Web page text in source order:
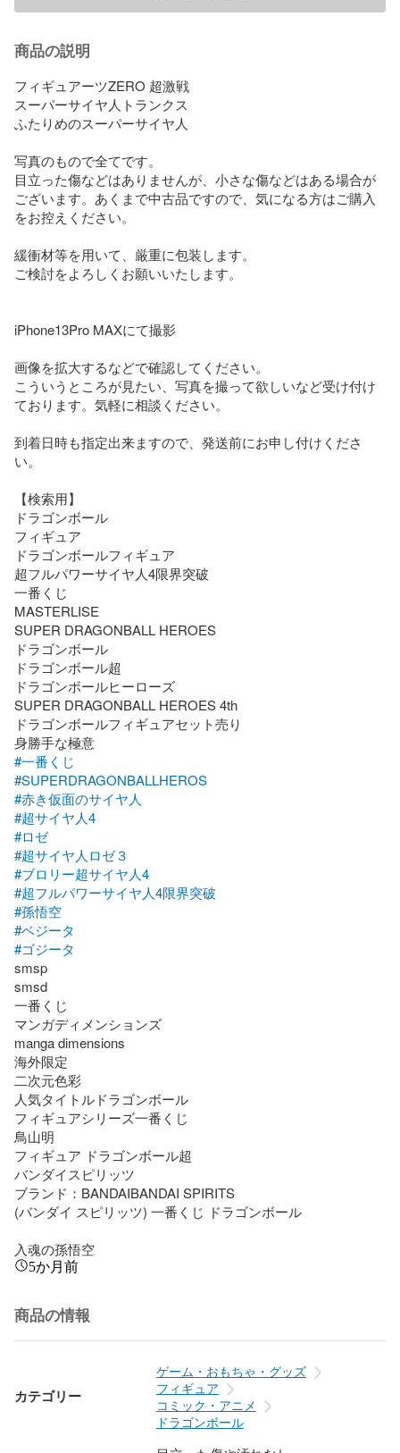
商品の説明
フィギュアーツZERO 超激戦
スーパーサイヤ人トランクス
ふたりめのスーパーサイヤ人
写真のもので全てです。
目立った傷などはありませんが、小さな傷などはある場合が
ございます。あくまで中古品ですので、気になる方はご購入
をお控えください。
緩衝材等を用いて、厳重に包装します。
ご検討をよろしくお願いいたします。
iPhone13Pro MAXにて撮影
画像を拡大するなどで確認してください。
こういうところが見たい、写真を撮って欲しいなど受け付け
ております。気軽に相談ください。
到着日時も指定出来ますので、発送前にお申し付けくださ
い。
【検索用】
ドラゴンボール
フィギュア
ドラゴンボールフィギュア
超フルパワーサイヤ人4限界突破
一番くじ
MASTERLISE
SUPER DRAGONBALL HEROES
ドラゴンボール
ドラゴンボール超
ドラゴンボールヒーローズ
SUPER DRAGONBALL HEROES 4th
ドラゴンボールフィギュアセット売り
#一番くじ
#SUPERDRAGONBALLHEROS
#赤き仮面のサイヤ人
#超サイヤ人4
#ロゼ
#超サイヤ人ロゼ３
#ブロリー超サイヤ人4
#超フルパワーサイヤ人4限界突破
#孫悟空
#ベジータ
#ゴジータ
smsp
smsd
一番くじ
マンガディメンションズ
manga dimensions
海外限定
二次元色彩
人気タイトルドラゴンボール
フィギュアシリーズ一番くじ
鳥山明
フィギュア ドラゴンボール超
バンダイスピリッツ
ブランド：BANDAIBANDAI SPIRITS
(バンダイ スピリッツ) 一番くじ ドラゴンボール
入魂の孫悟空
5か月前
商品の情報
カテゴリー
ゲーム・おもちゃ・グッズ
フィギュア
コミック・アニメ
ドラゴンボール